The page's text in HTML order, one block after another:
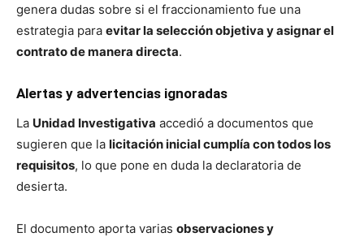
genera dudas sobre si el fraccionamiento fue una
estrategia para evitar la selección objetiva y asignar el
contrato de manera directa.
Alertas y advertencias ignoradas
La Unidad Investigativa accedió a documentos que
sugieren que la licitación inicial cumplía con todos los
requisitos, lo que pone en duda la declaratoria de
desierta.
El documento aporta varias observaciones y